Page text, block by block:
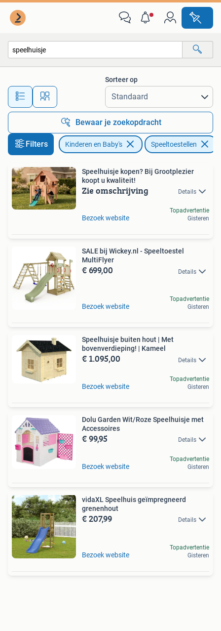
Alle afstanden…
Sorteer op
Bewaar je zoekopdracht
Filters Kinderen en Baby's Speeltoestellen
Speelhuisje kopen? Bij Grootplezier
koopt u kwaliteit!
Zie omschrijving Details
Bezoek website
Topadvertentie
Gisteren
SALE bij Wickey.nl - Speeltoestel
MultiFlyer
€ 699,00 Details
Bezoek website
Topadvertentie
Gisteren
Speelhuisje buiten hout | Met
bovenverdieping! | Kameel
€ 1.095,00 Details
Bezoek website
Topadvertentie
Gisteren
Dolu Garden Wit/Roze Speelhuisje met
Accessoires
€ 99,95 Details
Bezoek website
Topadvertentie
Gisteren
vidaXL Speelhuis geïmpregneerd
grenenhout
€ 207,99 Details
Bezoek website
Topadvertentie
Gisteren